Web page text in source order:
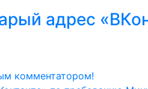
адрес
комментатором!